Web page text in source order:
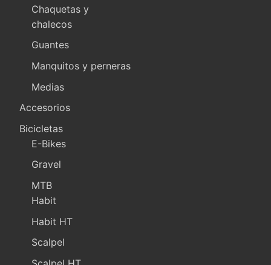
Chaquetas y
chalecos
Guantes
Manquitos y perneras
Medias
Accesorios
Bicicletas
E-Bikes
Gravel
MTB
Habit
Habit HT
Scalpel